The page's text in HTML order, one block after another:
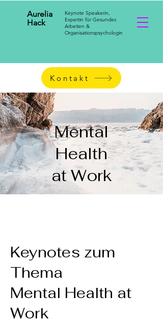
Aurelia
Hack
Keynote Speakerin,
Expertin für Gesundes
Arbeiten &
Organisationspsychologin
Kontakt
Mental
Health
at Work
Keynotes zum
Thema
Mental Health at
Work